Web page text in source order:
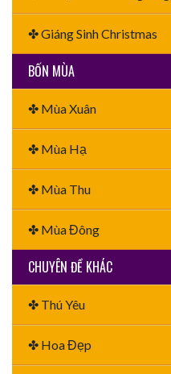
✤ Giáng Sinh Christmas
BỐN MÙA
✤ Mùa Xuân
✤ Mùa Hạ
✤ Mùa Thu
✤ Mùa Đông
CHUYÊN ĐỀ KHÁC
✤ Thú Yêu
✤ Hoa Đẹp